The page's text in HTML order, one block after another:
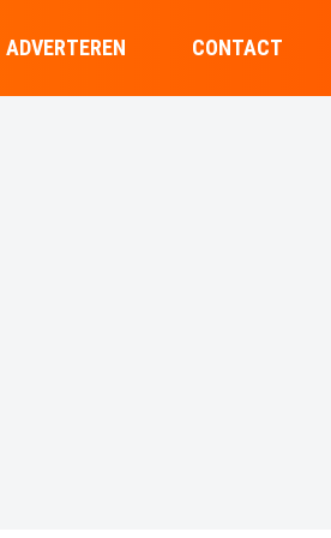
ADVERTEREN CONTACT